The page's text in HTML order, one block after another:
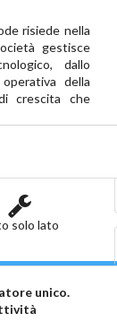
risiede nella
gestisce
dallo
della
crescita che
e
solo lato
unico.